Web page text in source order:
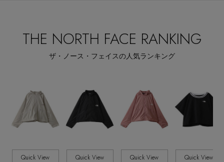
全てのカラー
販売状況 すべて
THE NORTH FACE RANKING
ザ・ノース・フェイスの人気ランキング
Quick View Quick View Quick View Quick View